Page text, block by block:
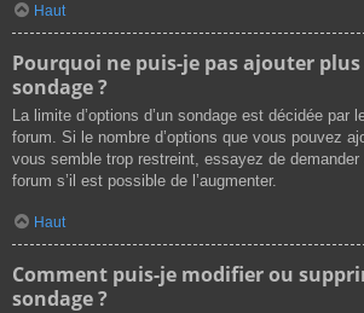
Haut
Pourquoi ne puis-je pas ajouter plus
sondage ?
La limite d’options d’un sondage est décidée par
forum. Si le nombre d’options que vous pouvez
vous semble trop restreint, essayez de
forum s’il est possible de l’augmenter.
Haut
Comment puis-je modifier ou
sondage ?